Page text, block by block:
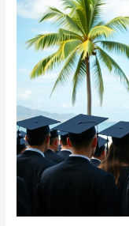
Florianópolis